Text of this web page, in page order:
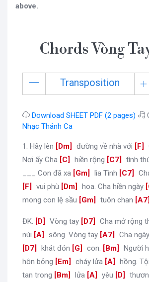
above.
Chords Vòng
Transposition
Download SHEET PDF (2 pages)
Nhạc Thánh Ca
1. Hãy lên [Dm đường về nhà với [F
Nơi ấy Cha [C hiền rộng [C7 tình
___ Con đã xa [Gm lìa Tình [C7
F
vui phù [Dm hoa. Cha hiền ngày [
mong con lệ sầu [Gm tuôn chan [A7
ĐK. [D Vòng tay [D7 Cha mở rộng
núi [A sông. Vòng tay [A7 Cha
D7
khát đón [G con. [Bm
Người
hôn bỏng [Em cháy lửa [A
hồng.
tan trong [Bm lửa [A yêu [D